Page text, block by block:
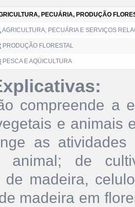
PECUÁRIA, PRODUÇÃO
AGRICULTURA, PECUÁRIA E SERVIÇOS
PRODUÇÃO FLORESTAL
PESCA E AQÜICULTURA
compreende a
e animais
as
animal; de
de madeira,
madeira em